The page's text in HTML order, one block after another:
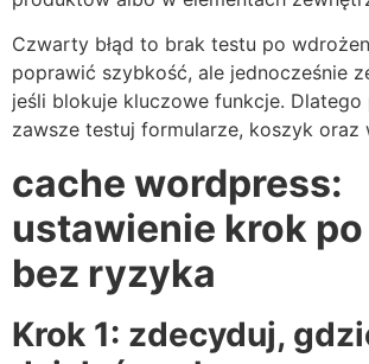
Czwarty błąd to brak testu po
poprawić szybkość, ale jednocześnie
jeśli blokuje kluczowe funkcje. Dlatego
zawsze testuj formularze, koszyk oraz
cache wordpress:
ustawienie krok
bez ryzyka
Krok 1: zdecyduj,